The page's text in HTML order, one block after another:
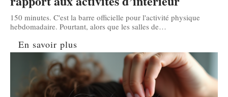
150 minutes. C'est la barre officielle pour l'activité physique
hebdomadaire. Pourtant, alors que les salles de…
En savoir plus